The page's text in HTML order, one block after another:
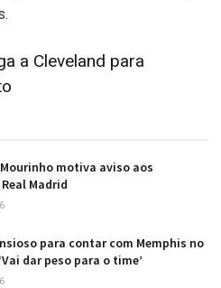
a Cleveland para
motiva aviso aos
Madrid
para contar com Memphis no
dar peso para o time’